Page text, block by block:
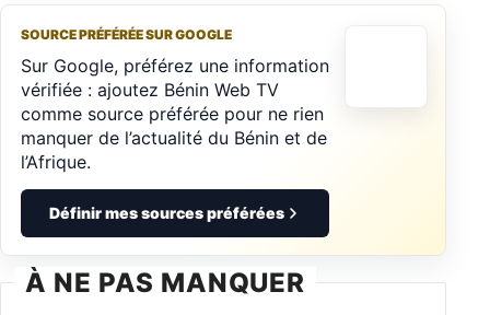
SOURCE PRÉFÉRÉE SUR GOOGLE
Sur Google, préférez une information
vérifiée : ajoutez Bénin Web TV
comme source préférée pour ne rien
manquer de l’actualité du Bénin et de
l’Afrique.
Définir mes sources préférées
À NE PAS MANQUER